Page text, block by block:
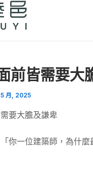
前皆需要大
月, 2025
要大膽及謙卑
你一位建築師，為什麼